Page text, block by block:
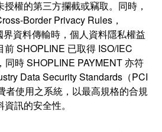
權的第三方攔截或竊取。同時，
Border Privacy Rules，
資料傳輸時，個人資料隱私權益
SHOPLINE 已取得 ISO/IEC
同時 SHOPLINE PAYMENT 亦符
Data Security Standards（PCI
者使用之系統，以最高規格的合規
訊的安全性。